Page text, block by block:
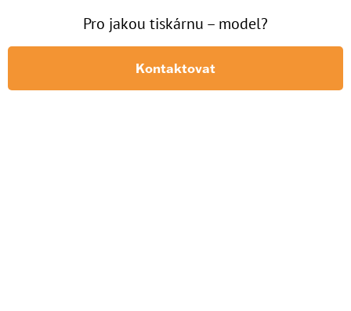
Pro jakou tiskárnu – model?
Kontaktovat